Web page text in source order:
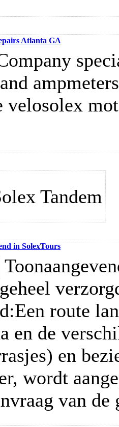
Atlanta GA
velosolex
Tandem
in SolexTours
route
en de
en
wordt
van de